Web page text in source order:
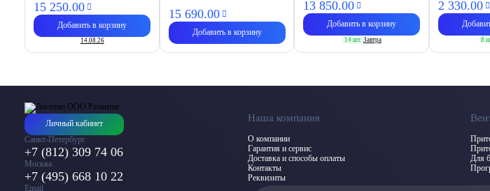
15 250.00
Добавить в корзину
14.08.26
15 690.00
Добавить в корзину
13 850.00
Добавить в корзину
14 шт. Завтра
2 330.00
8
Личный кабинет
Санкт-Петербург
+7 (812) 309 74 06
Москва
+7 (495) 668 10 22
Email
Наша компания
О компании
Гарантия и сервис
Доставка и способы оплаты
Контакты
Реквизиты
Для